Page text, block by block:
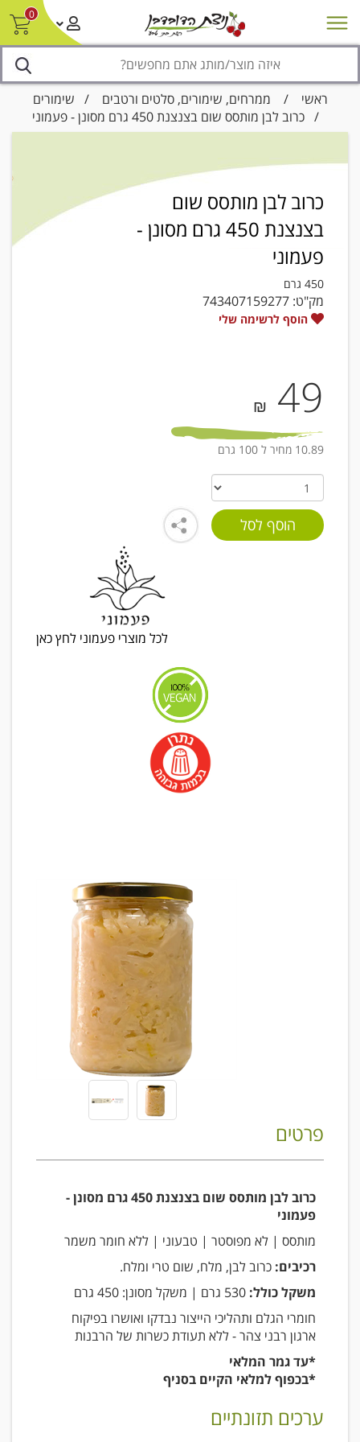
0
מבצעים סניפים צור קשר/ביטול הזמנה
ראשי / ממרחים, שימורים, סלטים ורטבים / שימורים
/ כרוב לבן מותסס שום בצנצנת 450 גרם מסונן - פעמוני
כרוב לבן מותסס שום
בצנצנת 450 גרם מסונן -
פעמוני
450 גרם
מק"ט: 743407159277
הוסף לרשימה שלי
49
₪
10.89 מחיר ל 100 גרם
לכל מוצרי פעמוני לחץ כאן
פרטים
כרוב לבן מותסס שום בצנצנת 450 גרם מסונן -
פעמוני
מותסס | לא מפוסטר | טבעוני | ללא חומר משמר
רכיבים: כרוב לבן, מלח, שום טרי ומלח.
משקל כולל:
חומרי הגלם ותהליכי הייצור נבדקו ואושרו בפיקוח
ארגון רבני צהר - ללא תעודת כשרות של הרבנות
*עד גמר המלאי
*בכפוף למלאי הקיים בסניף
ערכים תזונתיים